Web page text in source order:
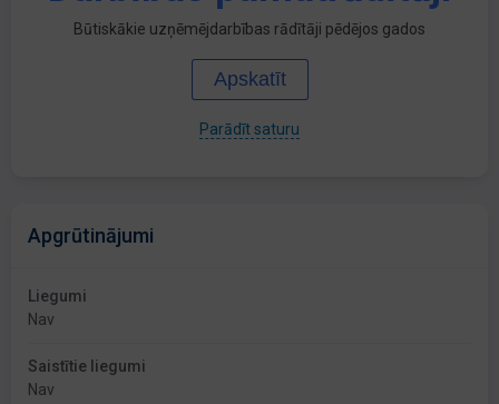
Būtiskākie uzņēmējdarbības rādītāji pēdējos gados
Apskatīt
Parādīt saturu
Apgrūtinājumi
Liegumi
Nav
Saistītie liegumi
Nav